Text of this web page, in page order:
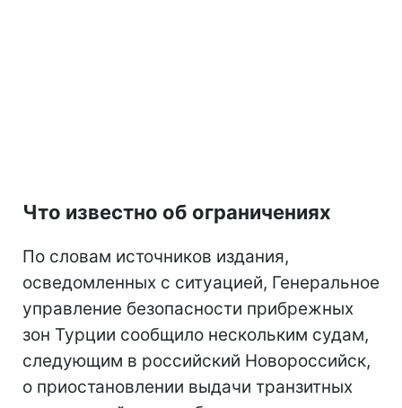
Что известно об ограничениях
По словам источников издания,
осведомленных с ситуацией, Генеральное
управление безопасности прибрежных
зон Турции сообщило нескольким судам,
следующим в российский Новороссийск,
о приостановлении выдачи транзитных